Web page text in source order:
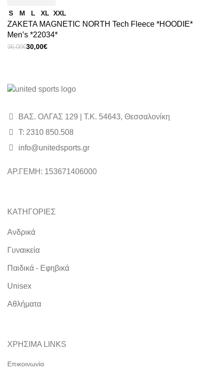
S M L XL XXL
ΖΑΚΕΤΑ MAGNETIC NORTH Tech Fleece *HOODIE*
Men’s *22034*
36,00€Original
30,00€Η
30,00€.
ΒΑΣ. ΟΛΓΑΣ 129 | Τ.Κ. 54643, Θεσσαλονίκη
Τ: 2310 850.508
info@unitedsports.gr
ΑΡ.ΓΕΜΗ: 153671406000
ΚΑΤΗΓΟΡΙΕΣ
Ανδρικά
Γυναικεία
Παιδικά - Εφηβικά
Unisex
Αθλήματα
ΧΡΗΣΙΜΑ LINKS
Επικοινωνία